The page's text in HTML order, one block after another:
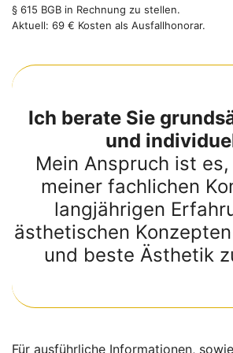
§ 615 BGB in Rechnung zu stellen.
Aktuell: 69 € Kosten als Ausfallhonorar.
Ich berate Sie
und
Mein Anspruch ist
meiner fachlichen
langjährigen
ästhetischen
und beste Ästhetik
Für ausführliche Informationen,